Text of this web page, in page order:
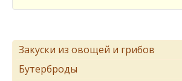
Закуски из овощей и грибов
Бутерброды